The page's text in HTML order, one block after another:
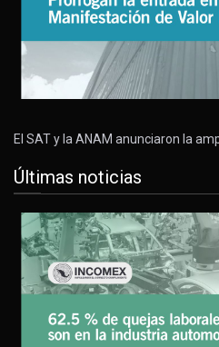
El SAT y la ANAM anunciaron la
Últimas noticias